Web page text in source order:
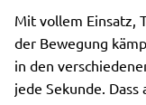
Mit vollem Einsatz,
der Bewegung
in den
jede Sekunde.